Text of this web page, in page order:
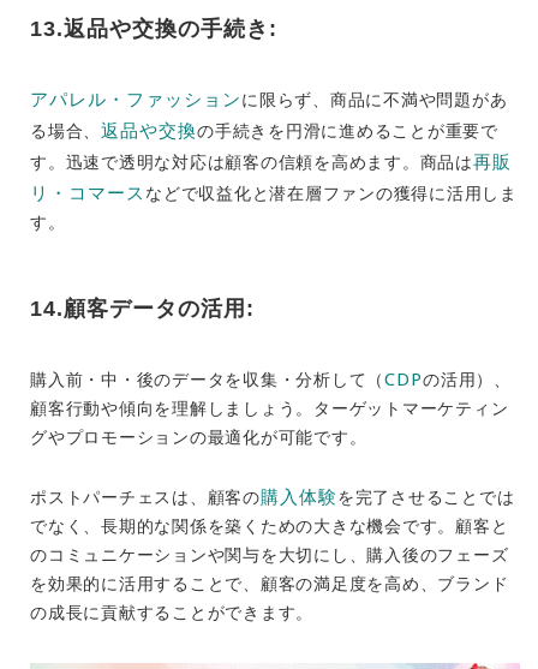
13.返品や交換の手続き:
アパレル・ファッションに限らず、商品に不満や問題があ
る場合、 返品や交換の手続きを円滑に進めることが重要で
す。迅速で透明な対応は顧客の信頼を高めます。商品は再販
リ・コマース などで収益化と潜在層ファンの獲得に活用しま
す。
14.顧客データの活用:
購入前・中・後のデータを収集・分析して（CDPの活用）、
顧客行動や傾向を理解しましょう。ターゲットマーケティン
グやプロモーションの最適化が可能です。
ポストパーチェスは、顧客の購入体験を完了させることでは
でなく、長期的な関係を築くための大きな機会です。顧客と
のコミュニケーションや関与を大切にし、購入後のフェーズ
を効果的に活用することで、顧客の満足度を高め、ブランド
の成長に貢献することができます。